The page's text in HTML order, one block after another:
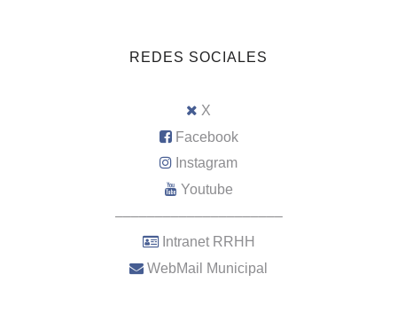
REDES SOCIALES
X
Facebook
Instagram
Youtube
–––––––––––––––––––––
Intranet RRHH
WebMail Municipal